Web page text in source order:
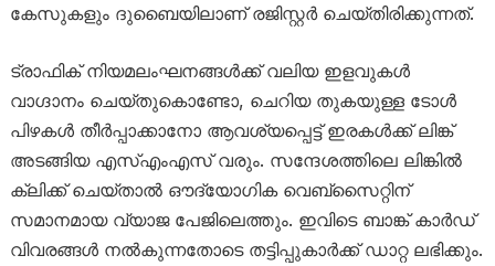
കേസുകളും ദുബൈയിലാണ് രജിസ്റ്റർ ചെയ്തിരിക്കുന്നത്.
ട്രാഫിക് നിയമലംഘനങ്ങൾക്ക് വലിയ ഇളവുകൾ
വാഗ്ദാനം ചെയ്തുകൊണ്ടോ, ചെറിയ തുകയുള്ള ടോൾ
പിഴകൾ തീർപ്പാക്കാനോ ആവശ്യപ്പെട്ട് ഇരകൾക്ക് ലിങ്ക്
അടങ്ങിയ എസ്എംഎസ് വരും. സന്ദേശത്തിലെ ലിങ്കിൽ
ക്ലിക്ക് ചെയ്താൽ ഔദ്യോഗിക വെബ്‌സൈറ്റിന്
സമാനമായ വ്യാജ പേജിലെത്തും. ഇവിടെ ബാങ്ക് കാർഡ്
വിവരങ്ങൾ നൽകുന്നതോടെ തട്ടിപ്പുകാർക്ക് ഡാറ്റ ലഭിക്കും.